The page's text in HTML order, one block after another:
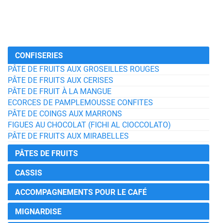
CONFISERIES
PÂTE DE FRUITS AUX GROSEILLES ROUGES
PÂTE DE FRUITS AUX CERISES
PÂTE DE FRUIT À LA MANGUE
ECORCES DE PAMPLEMOUSSE CONFITES
PÂTE DE COINGS AUX MARRONS
FIGUES AU CHOCOLAT (FICHI AL CIOCCOLATO)
PÂTE DE FRUITS AUX MIRABELLES
PÂTES DE FRUITS
CASSIS
ACCOMPAGNEMENTS POUR LE CAFÉ
MIGNARDISE